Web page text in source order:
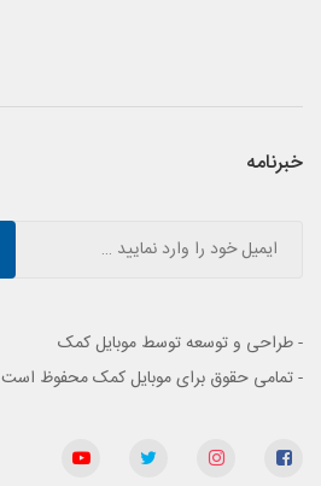
خبرنامه
- طراحی و توسعه توسط موبایل کمک
- تمامی حقوق برای موبایل کمک محفوظ است